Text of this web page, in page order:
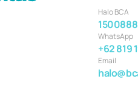
Halo BCA
WhatsApp
+62 819
Email